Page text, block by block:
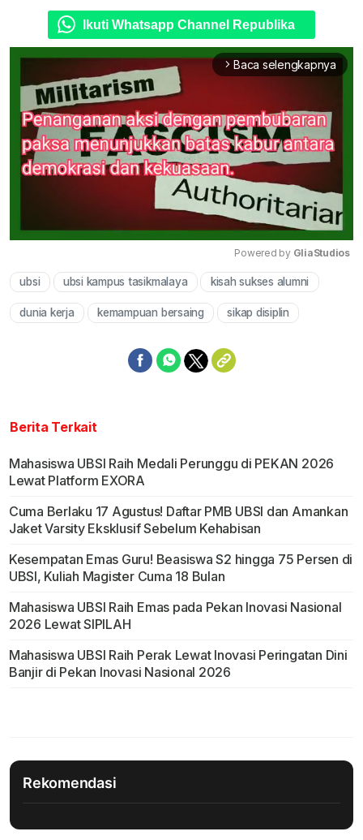
Ikuti Whatsapp Channel Republika
arrow_forward_ios Baca selengkapnya
Mute
Powered by GliaStudios
ubsi ubsi kampus tasikmalaya kisah sukses alumni
dunia kerja kemampuan bersaing sikap disiplin
Berita Terkait
Mahasiswa UBSI Raih Medali Perunggu di PEKAN 2026
Lewat Platform EXORA
Cuma Berlaku 17 Agustus! Daftar PMB UBSI dan Amankan
Jaket Varsity Eksklusif Sebelum Kehabisan
Kesempatan Emas Guru! Beasiswa S2 hingga 75 Persen di
UBSI, Kuliah Magister Cuma 18 Bulan
Mahasiswa UBSI Raih Emas pada Pekan Inovasi Nasional
2026 Lewat SIPILAH
Mahasiswa UBSI Raih Perak Lewat Inovasi Peringatan Dini
Banjir di Pekan Inovasi Nasional 2026
Rekomendasi